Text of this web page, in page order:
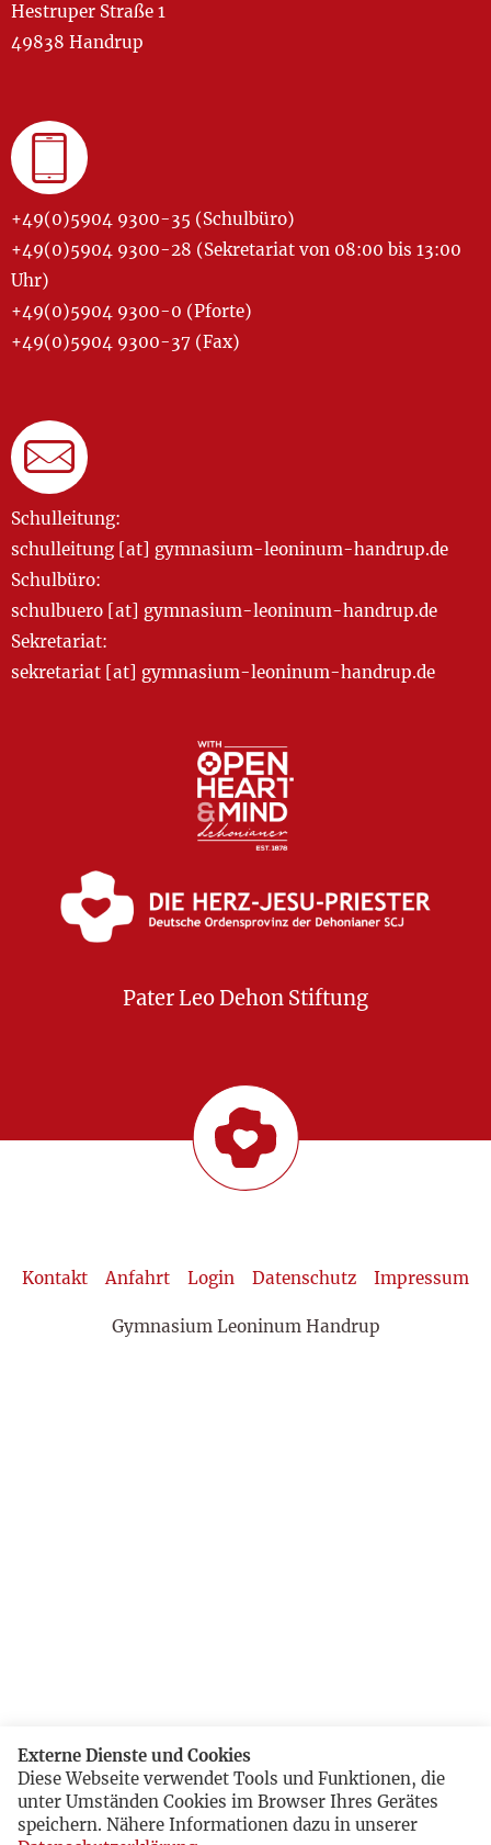
Hestruper Straße 1
49838 Handrup
+49(0)5904 9300-35 (Schulbüro)
+49(0)5904 9300-28 (Sekretariat von 08:00 bis 13:00
Uhr)
+49(0)5904 9300-0 (Pforte)
+49(0)5904 9300-37 (Fax)
Schulleitung:
schulleitung [at] gymnasium-leoninum-handrup.de
Schulbüro:
schulbuero [at] gymnasium-leoninum-handrup.de
Sekretariat:
sekretariat [at] gymnasium-leoninum-handrup.de
Pater Leo Dehon Stiftung
Kontakt Anfahrt Login Datenschutz Impressum
Gymnasium Leoninum Handrup
Externe Dienste und Cookies
Diese Webseite verwendet Tools und Funktionen, die
unter Umständen Cookies im Browser Ihres Gerätes
speichern. Nähere Informationen dazu in unserer